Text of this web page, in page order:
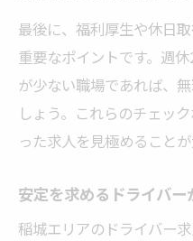
最後に、福利厚生や休日
重要なポイントです。週
が少ない職場であれば、
しょう。これらのチェッ
った求人を見極めることが
安定を求めるドライバ
稲城エリアのドライバー